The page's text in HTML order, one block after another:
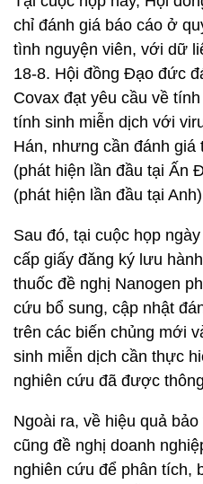
chỉ đánh giá báo cáo ở
tình nguyện viên, với dữ
18-8. Hội đồng Đạo đức
Covax đạt yêu cầu về
tính sinh miễn dịch với
Hán, nhưng cần đánh
(phát hiện lần đầu tại Ấn
(phát hiện lần đầu tại
Sau đó, tại cuộc họp
cấp giấy đăng ký lưu
thuốc đề nghị Nanogen
cứu bổ sung, cập nhật
trên các biến chủng mới
sinh miễn dịch cần thực
nghiên cứu đã được
Ngoài ra, về hiệu quả
cũng đề nghị doanh
nghiên cứu để phân tích,